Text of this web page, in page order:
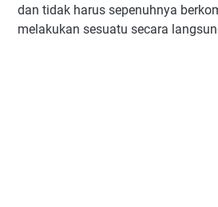
dan tidak harus sepenuhnya
melakukan sesuatu secara